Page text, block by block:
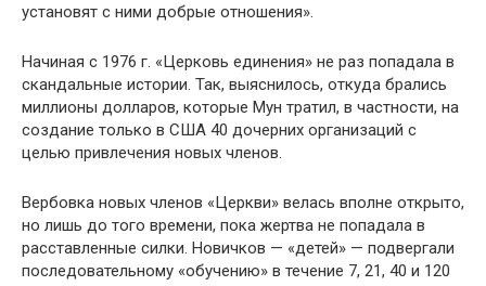
установят с ними добрые отношения».
Начиная с 1976 г. «Церковь единения» не раз попадала в
скандальные истории. Так, выяснилось, откуда брались
миллионы долларов, которые Мун тратил, в частности, на
создание только в США 40 дочерних организаций с
целью привлечения новых членов.
Вербовка новых членов «Церкви» велась вполне открыто,
но лишь до того времени, пока жертва не попадала в
расставленные силки. Новичков — «детей» — подвергали
последовательному «обучению» в течение 7, 21, 40 и 120